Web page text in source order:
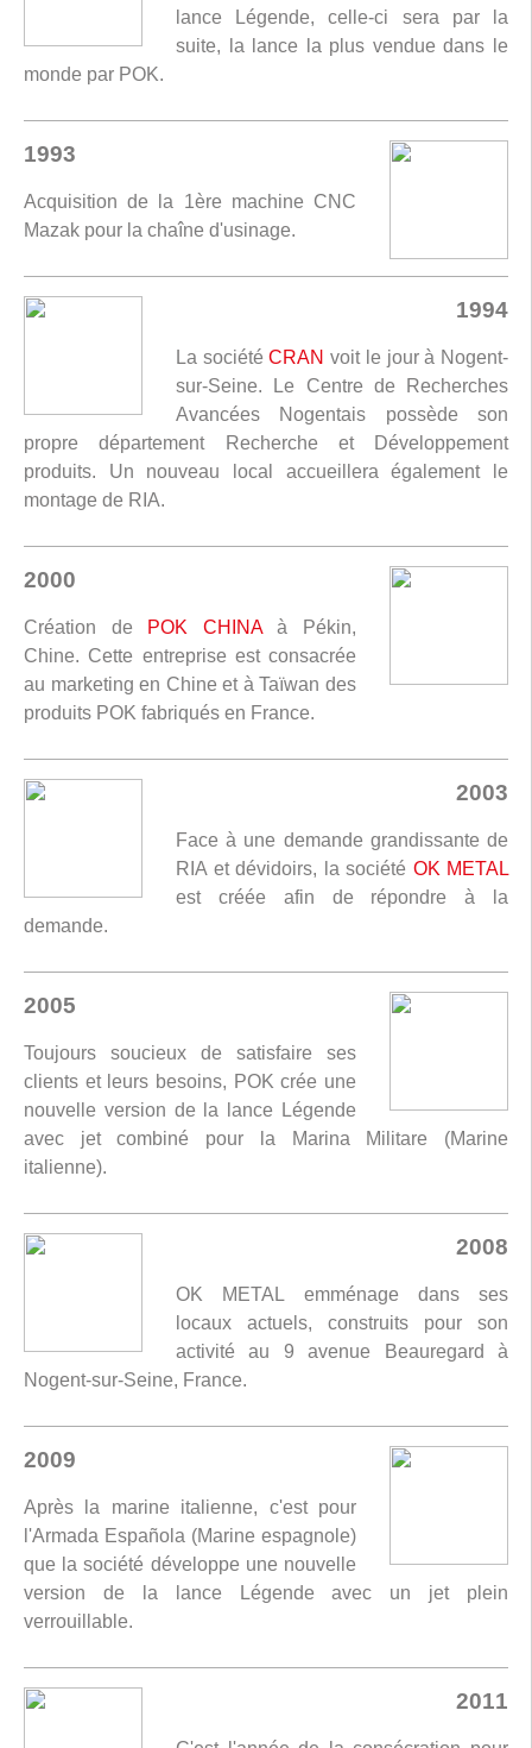
lance Légende, celle-ci sera par la
suite, la lance la plus vendue dans le
monde par POK.
1993
Acquisition de la 1ère machine CNC
Mazak pour la chaîne d'usinage.
1994
La sociétéCRAN voit le jour à Nogent-
sur-Seine. Le Centre de Recherches
Avancées Nogentais possède son
propre département Recherche et Développement
produits. Un nouveau local accueillera également le
montage de RIA.
2000
Création de POK CHINAà Pékin,
Chine. Cette entreprise est consacrée
au marketing en Chine et à Taïwan des
produits POK fabriqués en France.
2003
Face à une demande grandissante de
RIA et dévidoirs, la société OK METAL
est créée afin de répondre à la
demande.
2005
Toujours soucieux de satisfaire ses
clients et leurs besoins, POK crée une
nouvelle version de la lance Légende
avec jet combiné pour la Marina Militare (Marine
italienne).
2008
OK METAL emménage dans ses
locaux actuels, construits pour son
activité au 9 avenue Beauregard à
Nogent-sur-Seine, France.
2009
Après la marine italienne, c'est pour
l'Armada Española (Marine espagnole)
que la société développe une nouvelle
version de la lance Légende avec un jet plein
verrouillable.
2011